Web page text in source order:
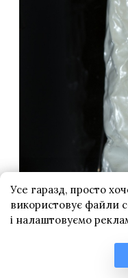
Усе гаразд, просто
використовує файли
і налаштовуємо